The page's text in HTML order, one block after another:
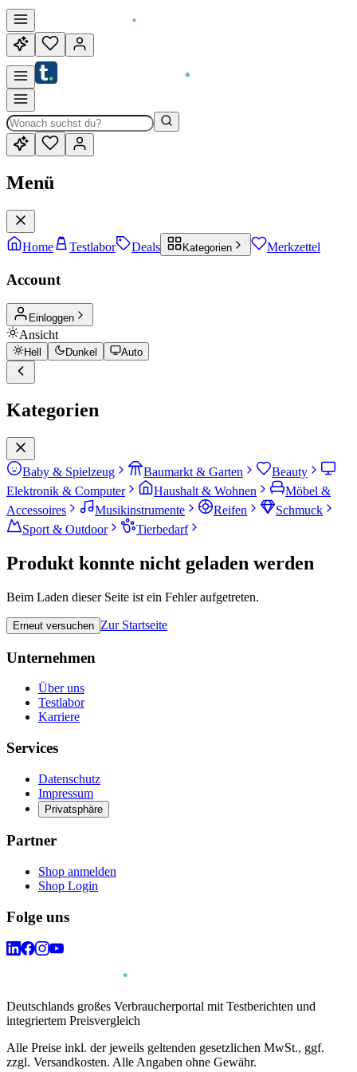
Menü
Home Testlabor Deals Kategorien Merkzettel
Account
Einloggen
Ansicht
Hell Dunkel Auto
Kategorien
Baby & Spielzeug Baumarkt & Garten
Beauty
Elektronik & Computer
Haushalt & Wohnen
Möbel &
Accessoires
Musikinstrumente Reifen
Schmuck
Sport & Outdoor
Tierbedarf
Produkt konnte nicht geladen werden
Beim Laden dieser Seite ist ein Fehler aufgetreten.
Erneut versuchen Zur Startseite
Unternehmen
Über uns
Testlabor
Karriere
Services
Datenschutz
Impressum
Privatsphäre
Partner
Shop anmelden
Shop Login
Folge uns
Deutschlands großes Verbraucherportal mit Testberichten und
integriertem Preisvergleich
Alle Preise inkl. der jeweils geltenden gesetzlichen MwSt., ggf.
zzgl. Versandkosten. Alle Angaben ohne Gewähr.